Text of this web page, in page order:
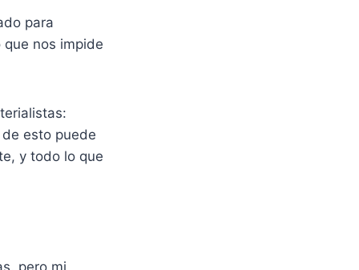
para
nos impide
esto puede
y todo lo que
pero mi